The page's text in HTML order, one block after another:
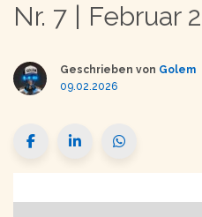
Nr. 7 | Februar
Geschrieben von Golem
09.02.2026